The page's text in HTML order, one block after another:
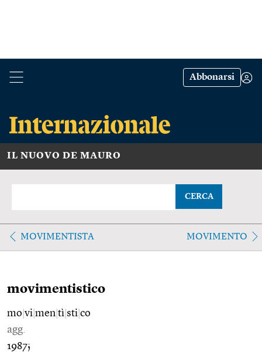
Abbonarsi
IL NUOVO DE MAURO
CERCA
MOVIMENTISTA MOVIMENTO
movimentistico
mo vi men tì sti co
agg.
1987;